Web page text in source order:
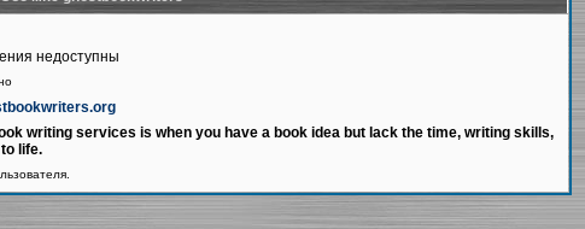
недоступны
writing services is when you have a book idea but lack the time, writing skills,
life.